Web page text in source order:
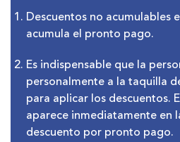
Descuentos no acumulables
acumula el pronto pago.
Es indispensable que la
personalmente a la taquilla
para aplicar los descuentos.
aparece inmediatamente en
descuento por pronto pago.